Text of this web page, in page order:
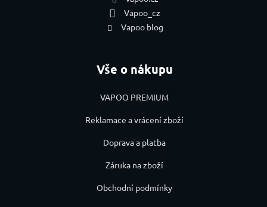
Vapoo_cz
Vapoo blog
Vše o nákupu
VAPOO PREMIUM
Reklamace a vrácení zboží
Doprava a platba
Záruka na zboží
Obchodní podmínky